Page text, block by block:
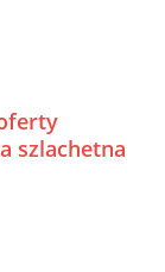
szlachetna